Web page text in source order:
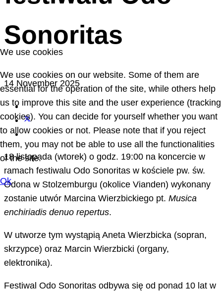
Sonoritas
14 November 2025
18 listopada (wtorek) o godz. 19:00 na koncercie w
ramach festiwalu Odo Sonoritas w kościele pw. św.
Odona w Stolzemburgu (okolice Vianden) wykonany
zostanie utwór Marcina Wierzbickiego pt. Musica
enchiriadis denuo repertus.
W utworze tym wystąpią Aneta Wierzbicka (sopran,
skrzypce) oraz Marcin Wierzbicki (organy,
elektronika).
Festiwal Odo Sonoritas odbywa się od ponad 10 lat w
We use cookies
We use cookies on our website. Some of them are
essential for the operation of the site, while others help
us to improve this site and the user experience (tracking
cookies). You can decide for yourself whether you want
to allow cookies or not. Please note that if you reject
them, you may not be able to use all the functionalities
of the site.
Ok